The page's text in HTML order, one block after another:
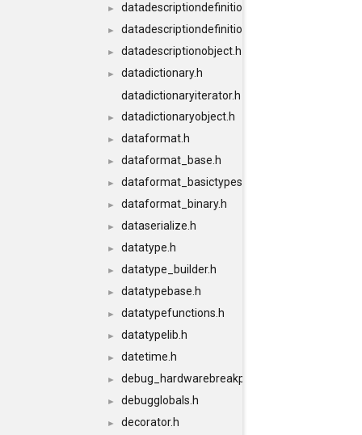
► datadescriptiondefinitiondatabase.h
► datadescriptiondefinitiondatabaseimpl.h
► datadescriptionobject.h
►
datadictionary.h
datadictionaryiterator.h
► datadictionaryobject.h
► dataformat.h
► dataformat_base.h
► dataformat_basictypes.h
► dataformat_binary.h
► dataserialize.h
► datatype.h
► datatype_builder.h
► datatypebase.h
► datatypefunctions.h
► datatypelib.h
► datetime.h
► debug_hardwarebreakpoints.h
► debugglobals.h
► decorator.h